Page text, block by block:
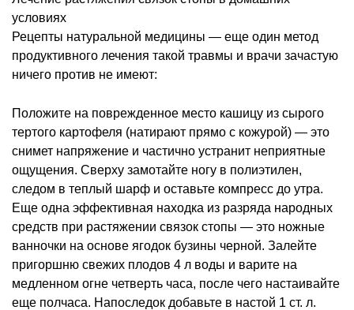
условиях
Рецепты натуральной медицины — еще один метод
продуктивного лечения такой травмы и врачи зачастую
ничего против не имеют:
Положите на поврежденное место кашицу из сырого
тертого картофеля (натирают прямо с кожурой) — это
снимет напряжение и частично устранит неприятные
ощущения. Сверху замотайте ногу в полиэтилен,
следом в теплый шарф и оставьте компресс до утра.
Еще одна эффективная находка из разряда народных
средств при растяжении связок стопы — это ножные
ванночки на основе ягодок бузины черной. Залейте
пригоршню свежих плодов 4 л воды и варите на
медленном огне четверть часа, после чего настаивайте
еще полчаса. Напоследок добавьте в настой 1 ст. л.